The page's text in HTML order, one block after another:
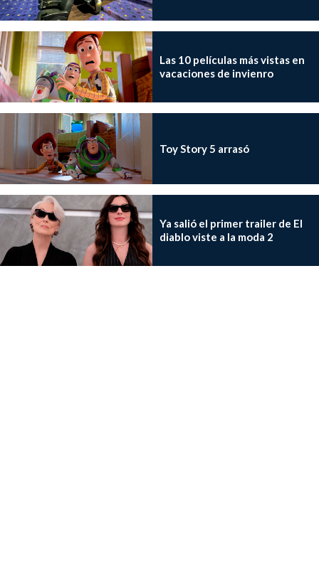
Las 10 películas más vistas en
vacaciones de invienro
Toy Story 5 arrasó
Ya salió el primer trailer de El
diablo viste a la moda 2